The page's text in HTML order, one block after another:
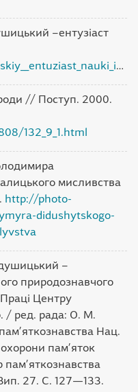
–ентузіаст
// Поступ. 2000.
132_9_1.html
мисливства
http://photo-
didushytskogo-
–
природознавчого
Центру
/ ред. рада: О. М.
Нац.
пам’яток
пам’яткознавства
27. С. 127—133.